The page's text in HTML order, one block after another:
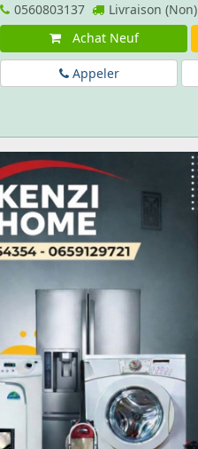
0560803137
Livraison (Non)
Achat Neuf
Appeler